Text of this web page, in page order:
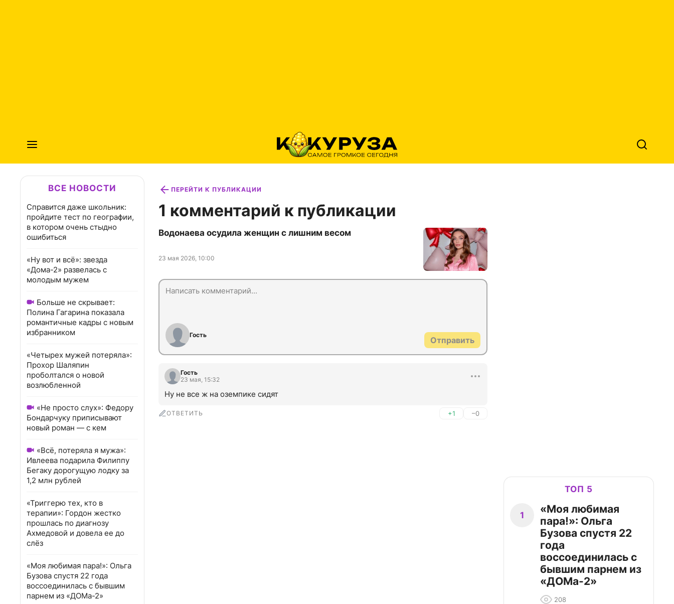
ВСЕ НОВОСТИ
Справится даже школьник:
пройдите тест по географии,
в котором очень стыдно
ошибиться
«Ну вот и всё»: звезда
«Дома-2» развелась с
молодым мужем
Больше не скрывает:
Полина Гагарина показала
романтичные кадры с новым
избранником
«Четырех мужей потеряла»:
Прохор Шаляпин
проболтался о новой
возлюбленной
«Не просто слух»: Федору
Бондарчуку приписывают
новый роман — с кем
«Всё, потеряла я мужа»:
Ивлеева подарила Филиппу
Бегаку дорогущую лодку за
1,2 млн рублей
«Триггерю тех, кто в
терапии»: Гордон жестко
прошлась по диагнозу
Ахмедовой и довела ее до
слёз
«Моя любимая пара!»: Ольга
Бузова спустя 22 года
воссоединилась с бывшим
парнем из «ДОМа-2»
ПЕРЕЙТИ К ПУБЛИКАЦИИ
1 комментарий к публикации
Водонаева осудила женщин с лишним весом
23 мая 2026, 10:00
Гость
Отправить
Гость
23 мая, 15:32
Ну не все ж на оземпике сидят
ОТВЕТИТЬ +1 –0
ТОП 5
1
«Моя любимая
пара!»: Ольга
Бузова спустя 22
года
воссоединилась с
бывшим парнем из
«ДОМа-2»
208